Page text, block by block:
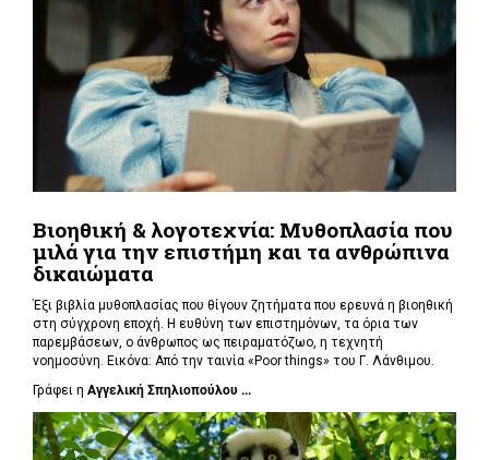
Βιοηθική & λογοτεχνία: Μυθοπλασία που
μιλά για την επιστήμη και τα ανθρώπινα
δικαιώματα
Έξι βιβλία μυθοπλασίας που θίγουν ζητήματα που ερευνά η βιοηθική
στη σύγχρονη εποχή. Η ευθύνη των επιστημόνων, τα όρια των
παρεμβάσεων, ο άνθρωπος ως πειραματόζωο, η τεχνητή
νοημοσύνη. Εικόνα: Από την ταινία «Poor things» του Γ. Λάνθιμου.
Γράφει η Αγγελική Σπηλιοπούλου ...